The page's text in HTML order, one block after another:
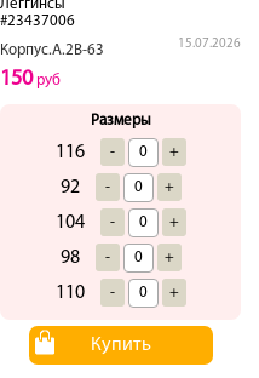
Леггинсы
#23437006
Корпус.А.2В-63
15.07.2026
150руб
Размеры
116 - +
92 - +
104 - +
98 - +
110 - +
Купить